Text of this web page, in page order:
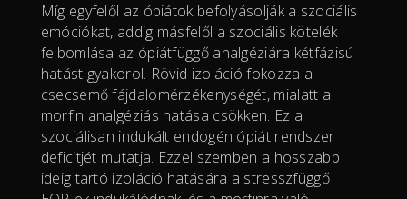
Míg egyfelől az ópiátok befolyásolják a szociális
emóciókat, addig másfelől a szociális kötelék
felbomlása az ópiátfüggő analgéziára kétfázisú
hatást gyakorol. Rövid izoláció fokozza a
csecsemő fájdalomérzékenységét, mialatt a
morfin analgéziás hatása csökken. Ez a
szociálisan indukált endogén ópiát rendszer
deficitjét mutatja. Ezzel szemben a hosszabb
ideig tartó izoláció hatására a stresszfüggő